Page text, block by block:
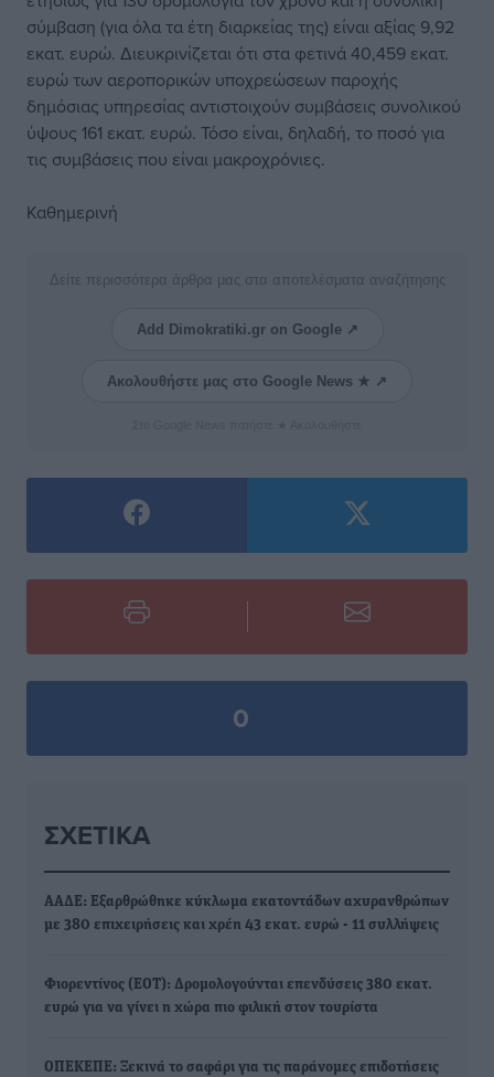
σύμβαση (για όλα τα έτη διαρκείας της) είναι αξίας 9,92
εκατ. ευρώ. Διευκρινίζεται ότι στα φετινά 40,459 εκατ.
ευρώ των αεροπορικών υποχρεώσεων παροχής
δημόσιας υπηρεσίας αντιστοιχούν συμβάσεις συνολικού
ύψους 161 εκατ. ευρώ. Τόσο είναι, δηλαδή, το ποσό για
τις συμβάσεις που είναι μακροχρόνιες.
Καθημερινή
Δείτε περισσότερα άρθρα μας στα αποτελέσματα αναζήτησης
Add Dimokratiki.gr on Google ↗
Ακολουθήστε μας στο Google News ★ ↗
0
ΣΧΕΤΙΚΆ
ΑΑΔΕ: Εξαρθρώθηκε κύκλωμα εκατοντάδων αχυρανθρώπων
με 380 επιχειρήσεις και χρέη 43 εκατ. ευρώ - 11 συλλήψεις
Φιορεντίνος (ΕΟΤ): Δρομολογούνται επενδύσεις 380 εκατ.
ευρώ για να γίνει η χώρα πιο φιλική στον τουρίστα
ΟΠΕΚΕΠΕ: Ξεκινά το σαφάρι για τις παράνομες επιδοτήσεις